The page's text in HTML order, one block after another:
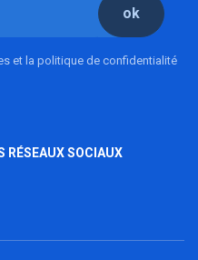
ok
et la politique de confidentialité
RÉSEAUX SOCIAUX